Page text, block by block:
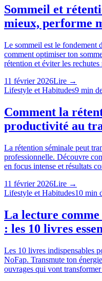
Sommeil et
mieux, performe
Le sommeil est le fondement
comment optimiser ton
rétention et éviter les rechutes
11 février 2026Lire →
Lifestyle et Habitudes9 min
Comment la
productivité au
La rétention séminale peut
professionnelle. Découvre
en focus intense et résultats
11 février 2026Lire →
Lifestyle et Habitudes10 min
La lecture
: les 10 livres
Les 10 livres indispensables
NoFap. Transmute ton
ouvrages qui vont